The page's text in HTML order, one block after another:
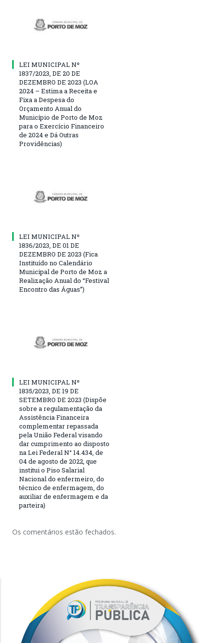
LEI MUNICIPAL Nº
1837/2023, DE 20 DE
DEZEMBRO DE 2023 (LOA
2024 – Estima a Receita e
Fixa a Despesa do
Orçamento Anual do
Município de Porto de Moz
para o Exercício Financeiro
de 2024 e Dá Outras
Providências)
LEI MUNICIPAL Nº
1836/2023, DE 01 DE
DEZEMBRO DE 2023 (Fica
Instituído no Calendário
Municipal de Porto de Moz a
Realização Anual do “Festival
Encontro das Águas”)
LEI MUNICIPAL Nº
1835/2023, DE 19 DE
SETEMBRO DE 2023 (Dispõe
sobre a regulamentação da
Assistência Financeira
complementar repassada
pela União Federal visando
dar cumprimento ao disposto
na Lei Federal N° 14.434, de
04 de agosto de 2022, que
institui o Piso Salarial
Nacional do enfermeiro, do
técnico de enfermagem, do
auxiliar de enfermagem e da
parteira)
Os comentários estão fechados.